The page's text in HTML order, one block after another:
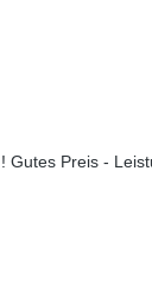
Preis -